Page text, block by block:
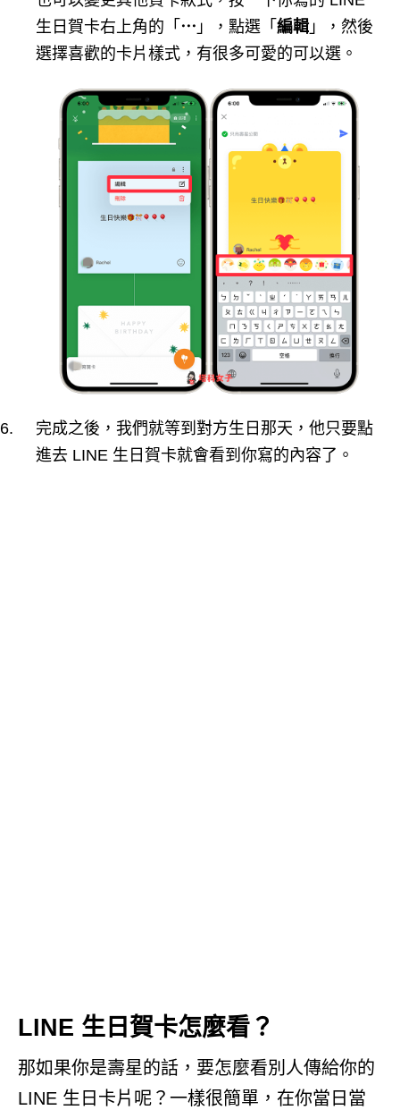
生日賀卡右上角的「 ⋯ 」，點選「 編輯 」，然後
選擇喜歡的卡片樣式，有很多可愛的可以選。
完成之後，我們就等到對方生日那天，他只要點
進去 LINE 生日賀卡就會看到你寫的內容了。
LINE 生日賀卡怎麼看？
那如果你是壽星的話，要怎麼看別人傳給你的
LINE 生日卡片呢？一樣很簡單，在你當日當